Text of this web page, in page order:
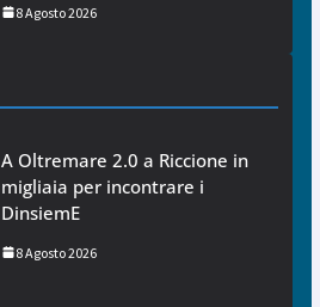
8 Agosto 2026
A Oltremare 2.0 a Riccione in
migliaia per incontrare i
DinsiemE
8 Agosto 2026